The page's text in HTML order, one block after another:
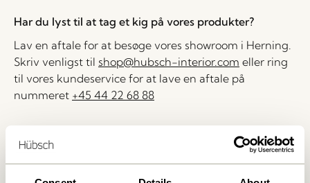
Har du lyst til at tag et kig på vores produkter?
Lav en aftale for at besøge vores showroom i Herning.
Skriv venligst til shop@hubsch-interior.com eller ring
til vores kundeservice for at lave en aftale på
nummeret +45 44 22 68 88
30 dages returret